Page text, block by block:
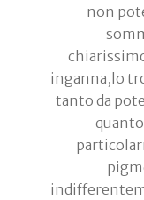
non
inganna,lo
tanto da